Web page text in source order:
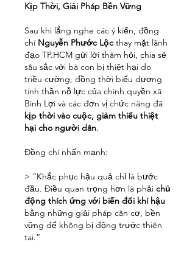
Kịp Thời, Giải Pháp Bền Vững
Sau khi lắng nghe các ý kiến, đồng
chí Nguyễn Phước Lộc thay mặt lãnh
đạo TP.HCM gửi lời thăm hỏi, chia sẻ
sâu sắc với bà con bị thiệt hại do
triều cường, đồng thời biểu dương
tinh thần nỗ lực của chính quyền xã
kịp thời vào cuộc, giảm thiểu thiệt
hại cho người dân.
Đồng chí nhấn mạnh:
> “Khắc phục hậu quả chỉ là bước
đầu. Điều quan trọng hơn là phải chủ
động thích ứng với biến đổi khí hậu
bằng những giải pháp căn cơ, bền
vững để không bị động trước thiên
tai.”